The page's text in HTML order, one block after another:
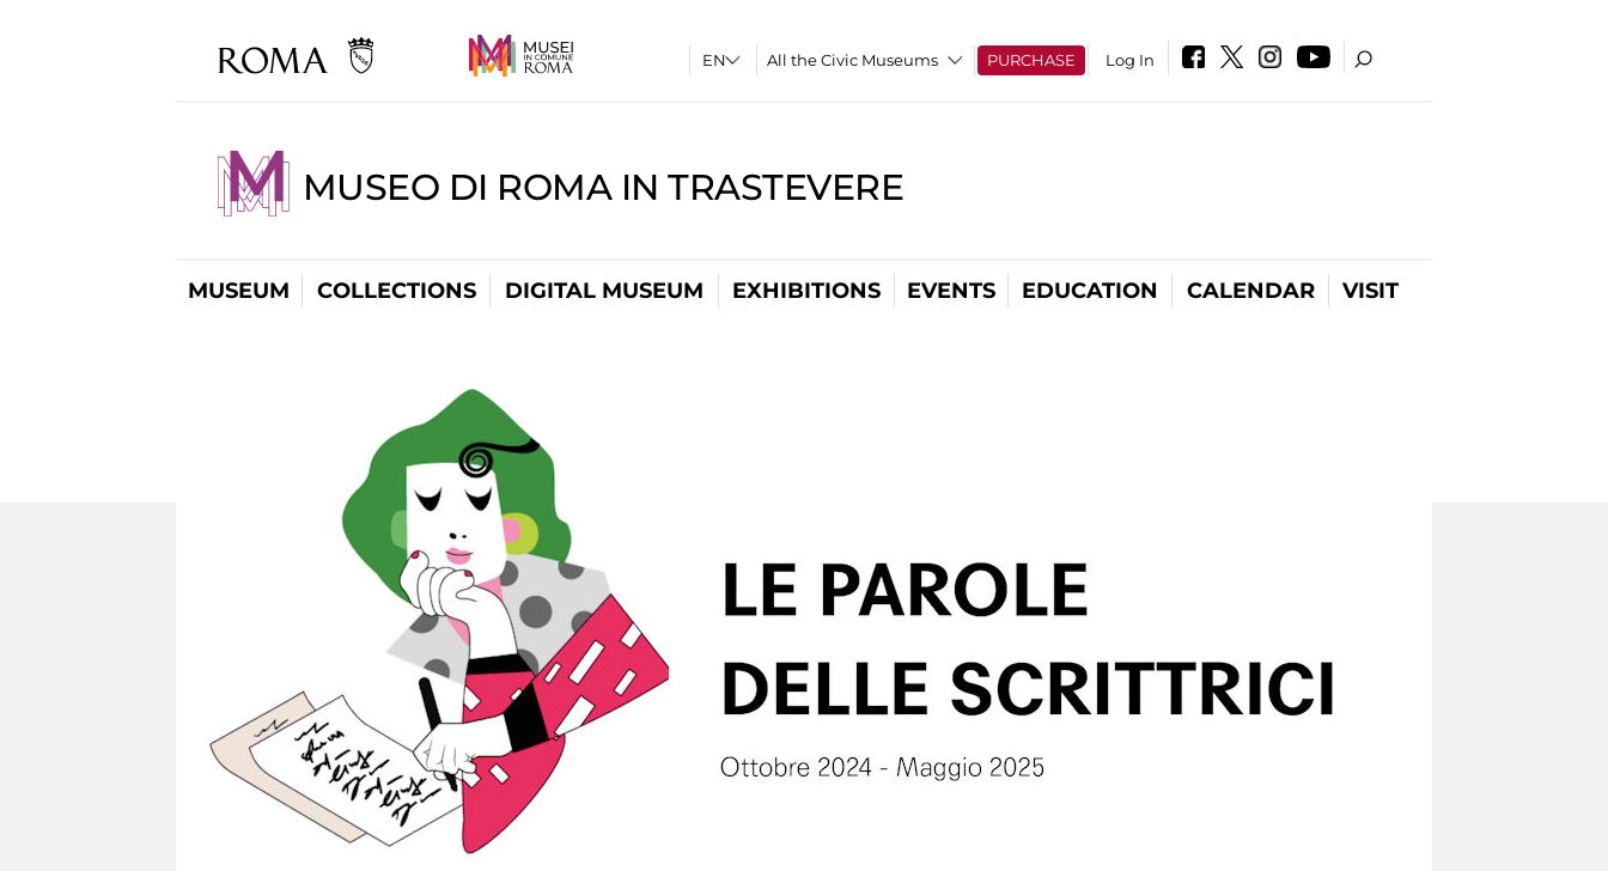
All the Civic Museums PURCHASE Log In
MUSEO DI ROMA IN TRASTEVERE
MUSEUM COLLECTIONS DIGITAL MUSEUM EXHIBITIONS EVENTS EDUCATION CALENDAR VISIT